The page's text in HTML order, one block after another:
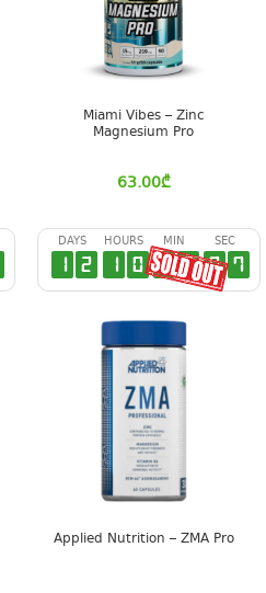
Miami Vibes – Zinc
Magnesium Pro
63.00₾
DAYS
1 2
HOURS
1 0
MIN
4 0
SEC
0 7
Applied Nutrition – ZMA Pro